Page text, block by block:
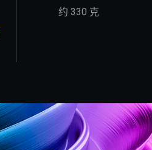
约 330 克